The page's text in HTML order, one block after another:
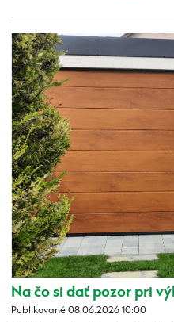
Na čo si dať pozor pri
Publikované 08.06.2026 10:00